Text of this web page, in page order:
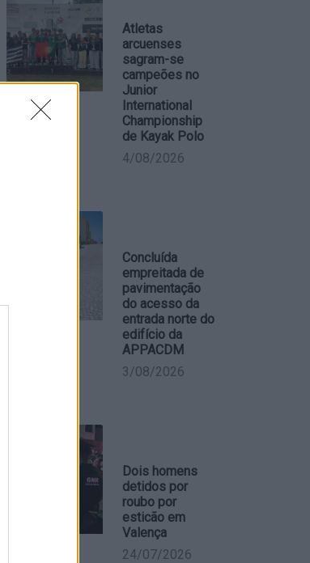
Atletas
arcuenses
sagram-se
campeões no
Junior
International
Championship
de Kayak Polo
4/08/2026
Concluída
empreitada de
pavimentação
do acesso da
entrada norte do
edifício da
APPACDM
3/08/2026
Dois homens
detidos por
roubo por
esticão em
Valença
24/07/2026